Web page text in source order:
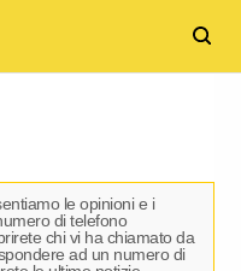
le opinioni e i
di telefono
chi vi ha chiamato da
ad un numero di